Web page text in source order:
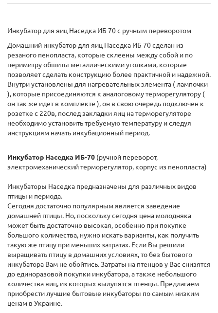
Инкубатор для яиц Наседка ИБ 70 с ручным переворотом
Домашний инкубатор для яиц Наседка ИБ 70 сделан из
резаного пенопласта, которые склеены между собой и по
перимитру обшиты металлическими уголками, которые
позволяет сделать конструкцию более практичной и надежной.
Внутри установлены для нагревательных элемента ( лампочки
), которые присоединяются к аналоговому терморегулятору (
он так же идет в комплекте ), он в свою очередь подключен к
розетке с 220в, послед закладки яиц на терморегуляторе
необходимо установить требуемую температуру и следуя
инструкциям начать инкубационный период.
Инкубатор Наседка ИБ-70 (ручной переворот,
электромеханический терморегулятор, корпус из пенопласта)
Инкубаторы Наседка предназначены для различных видов
птицы и периода.
Сегодня достаточно популярным является заведение
домашней птицы. Но, поскольку сегодня цена молодняка
может быть достаточно высокая, особенно при покупке
большого количества, нужно искать варианты, как получить
такую же птицу при меньших затратах. Если Вы решили
выращивать птицу в домашних условиях, то без бытового
инкубатора Вам не обойтись. Затраты на птенцов у Вас снизятся
до единоразовой покупки инкубатора, а также небольшого
количества яиц, из которых вылупятся птенцы. Предлагаем
приобрести лучшие бытовые инкубаторы по самым низким
ценам в Украине.